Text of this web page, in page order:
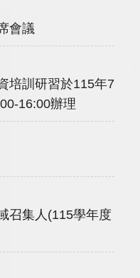
會議
培訓研習於115年7
16:00辦理
召集人(115學年度